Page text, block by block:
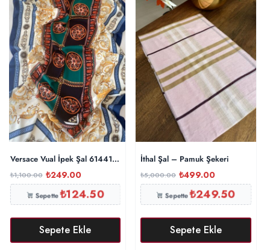
Versace Vual İpek Şal 614412 – Lacivert
₺1,100.00 ₺249.00
Sepette₺124.50
Sepete Ekle
İthal Şal – Pamuk Şekeri
₺5,000.00 ₺499.00
Sepette₺249.50
Sepete Ekle